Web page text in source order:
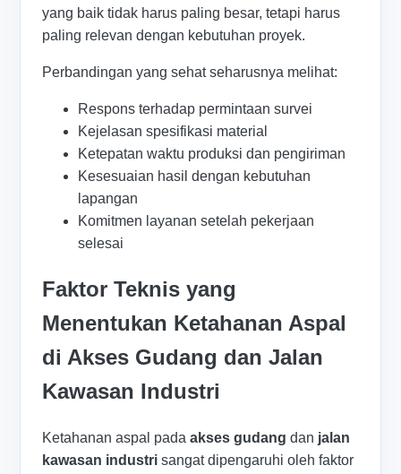
yang baik tidak harus paling besar, tetapi harus
paling relevan dengan kebutuhan proyek.
Perbandingan yang sehat seharusnya melihat:
Respons terhadap permintaan survei
Kejelasan spesifikasi material
Ketepatan waktu produksi dan pengiriman
Kesesuaian hasil dengan kebutuhan
lapangan
Komitmen layanan setelah pekerjaan
selesai
Faktor Teknis yang
Menentukan Ketahanan Aspal
di Akses Gudang dan Jalan
Kawasan Industri
Ketahanan aspal padaakses gudang dan jalan
kawasan industri sangat dipengaruhi oleh faktor